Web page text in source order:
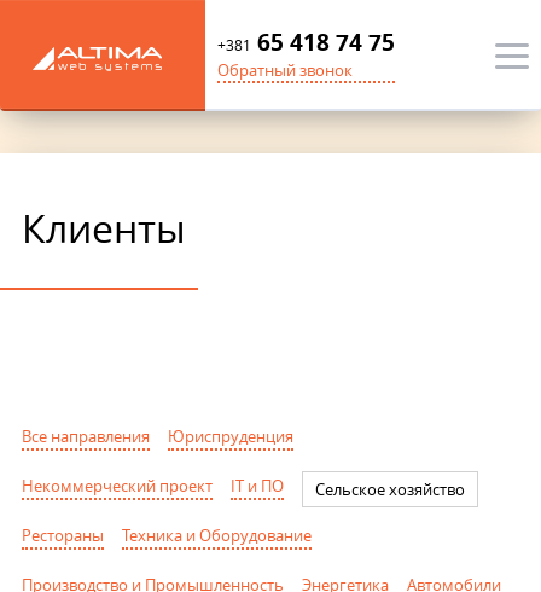
+381 65 418 74 75
Обратный звонок
Клиенты
Все направления Юриспруденция
Некоммерческий проект IT и ПО Сельское хозяйство
Рестораны Техника и Оборудование
Производство и Промышленность Энергетика Автомобили